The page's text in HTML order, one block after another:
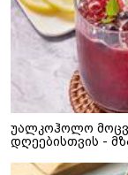
უალკოჰოლო
დღეებისთვის -